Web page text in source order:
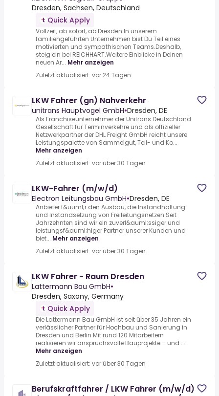
Dresden, Sachsen, Deutschland
Quick Apply
Vollzeit, ab sofort, ab Dresden.In unserem
familiengeführten Unternehmen bist Du Teil eines
motivierten und sympathischen Teams.Deshalb,
steig ein bei REICHHART.Weitere Einblicke in Deinen
neuen Ar... Mehr anzeigen
Zuletzt aktualisiert: vor 24 Tagen
LKW Fahrer (gn) Nahverkehr
unitrans Hauptvogel GmbH•Dresden, DE
Als Franchiseunternehmer der Unitrans Deutschland
Gesellschaft für Terminverkehre und als offizieller
Netzwerkpartner der DHL Freight GmbH reicht unsere
Leistungspalette von Sammelgut, Teil- und Ko...
Mehr anzeigen
Zuletzt aktualisiert: vor über 30 Tagen
LKW-Fahrer (m/w/d)
Electron Leitungsbau GmbH•Dresden, DE
Anbieter f&uuml;r den Ausbau, die Instandhaltung
und Instandsetzung von Freileitungsnetzen.Seit
Jahrzehnten sind wir ein zuverl&auml;ssiger und
leistungsf&auml;higer Partner unserer Kunden und
biet... Mehr anzeigen
Zuletzt aktualisiert: vor über 30 Tagen
LKW Fahrer - Raum Dresden
Lattermann Bau GmbH•
Dresden, Saxony, Germany
Quick Apply
Die Lattermann Bau GmbH ist seit über 35 Jahren ein
verlässlicher Partner für Hochbau und Sanierung in
Dresden und Berlin.Mit rund 120 Mitarbeitern
realisieren wir anspruchsvolle Bauprojekte – und ...
Mehr anzeigen
Zuletzt aktualisiert: vor über 30 Tagen
Berufskraftfahrer / LKW Fahrer (m/w/d)